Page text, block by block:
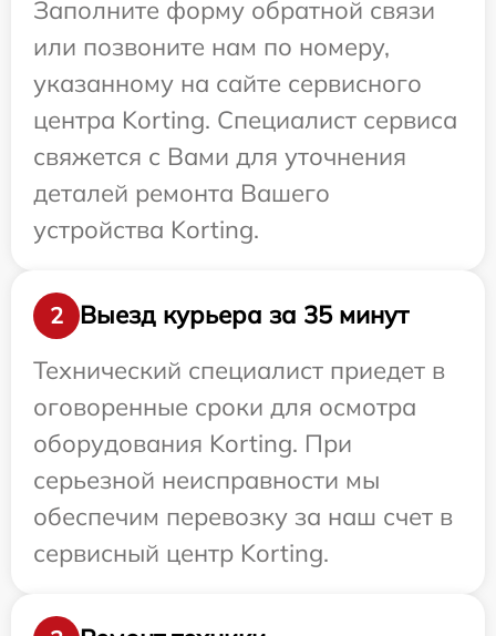
Заполните форму обратной связи
или позвоните нам по номеру,
указанному на сайте сервисного
центра Korting. Специалист сервиса
свяжется с Вами для уточнения
деталей ремонта Вашего
устройства Korting.
2
Выезд курьера за 35 минут
Технический специалист приедет в
оговоренные сроки для осмотра
оборудования Korting. При
серьезной неисправности мы
обеспечим перевозку за наш счет в
сервисный центр Korting.